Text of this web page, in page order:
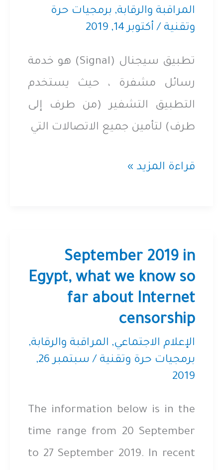
والرصد
والمواجهة
المراقبة والرقابة, برمجيات حرة
وتقنية / أكتوبر 14, 2019
تطبيق سيجنال (Signal) هو خدمة
رسائل مشفرة ، حيث يستخدم
التطبيق التشفير (من طرف إلى
طرف) لتأمين جميع الاتصالات التي
خيارات
تطبيق
سيجنال
(Signal)
قراءة المزيد »
September 2019 in
Egypt, what we know so
far about Internet
censorship
الإعلام الاجتماعي, المراقبة والرقابة,
برمجيات حرة وتقنية /
سبتمبر 26,
2019
The information below is in the
time range from 20 September
to 27 September 2019. In recent